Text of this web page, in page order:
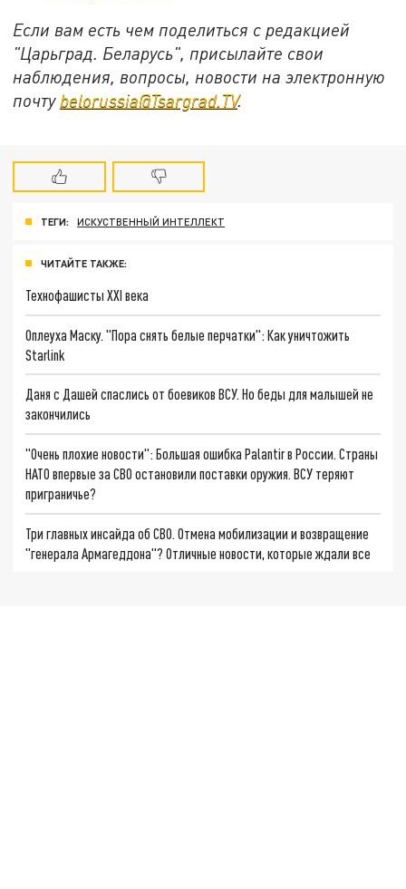
Если вам есть чем поделиться с редакцией
"Царьград. Беларусь", присылайте свои
наблюдения, вопросы, новости на электронную
почту belorussia@Tsargrad.TV.
ТЕГИ: ИСКУСТВЕННЫЙ ИНТЕЛЛЕКТ
ЧИТАЙТЕ ТАКЖЕ:
Технофашисты XXI века
Оплеуха Маску. "Пора снять белые перчатки": Как уничтожить
Starlink
Даня с Дашей спаслись от боевиков ВСУ. Но беды для малышей не
закончились
"Очень плохие новости": Большая ошибка Palantir в России. Страны
НАТО впервые за СВО остановили поставки оружия. ВСУ теряют
приграничье?
Три главных инсайда об СВО. Отмена мобилизации и возвращение
"генерала Армагеддона"? Отличные новости, которые ждали все